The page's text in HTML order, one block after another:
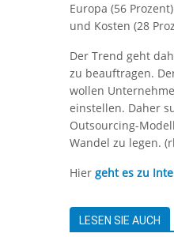
Europa (56
und Kosten (28
Der Trend geht
zu beauftragen.
wollen
einstellen. Daher
Outsourcing-
Wandel zu legen.
Hier geht es zu
LESEN SIE AUCH